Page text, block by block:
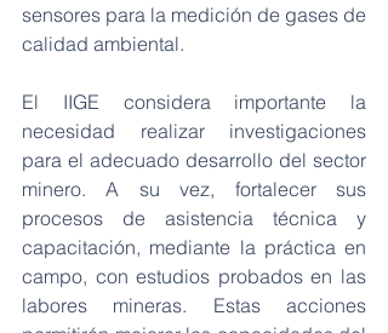
sensores para la medición de gases de
calidad ambiental.
El IIGE considera importante la
necesidad realizar investigaciones
para el adecuado desarrollo del sector
minero. A su vez, fortalecer sus
procesos de asistencia técnica y
capacitación, mediante la práctica en
campo, con estudios probados en las
labores mineras. Estas acciones